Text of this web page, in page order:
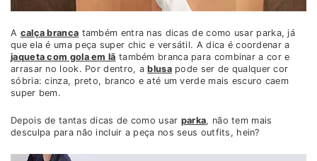
A calça branca também entra nas dicas de como usar parka, já
que ela é uma peça super chic e versátil. A dica é coordenar a
jaqueta com gola em lã também branca para combinar a cor e
arrasar no look. Por dentro, ablusapode ser de qualquer cor
sóbria: cinza, preto, branco e até um verde mais escuro caem
super bem.
Depois de tantas dicas de como usar parka, não tem mais
desculpa para não incluir a peça nos seus outfits, hein?